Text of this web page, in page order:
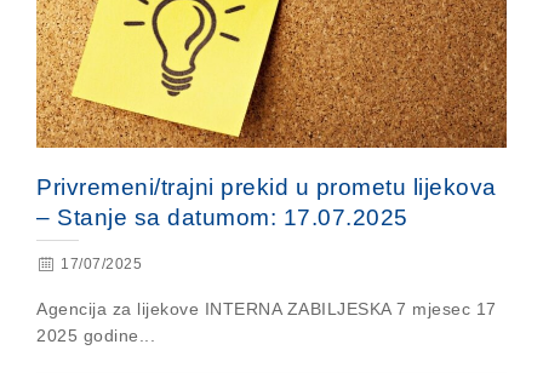
Privremeni/trajni prekid u prometu lijekova
– Stanje sa datumom: 17.07.2025
17/07/2025
Agencija za lijekove INTERNA ZABILJESKA 7 mjesec 17
2025 godine...